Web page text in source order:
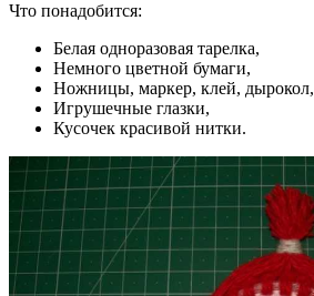
Что понадобится:
Белая одноразовая тарелка,
Немного цветной бумаги,
Ножницы, маркер, клей, дырокол,
Игрушечные глазки,
Кусочек красивой нитки.